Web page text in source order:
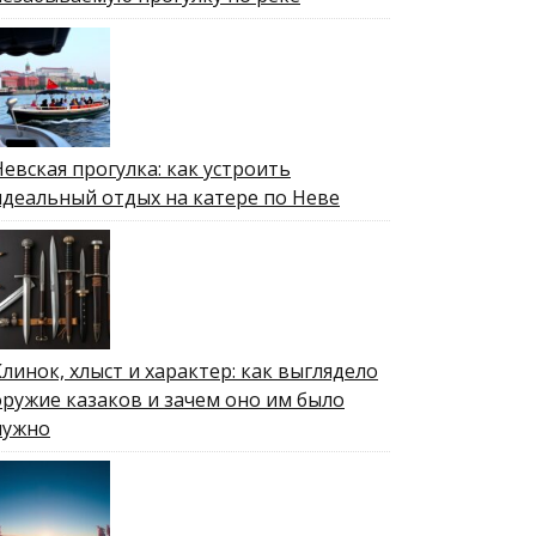
прогулка: как устроить
отдых на катере по Неве
хлыст и характер: как выглядело
казаков и зачем оно им было